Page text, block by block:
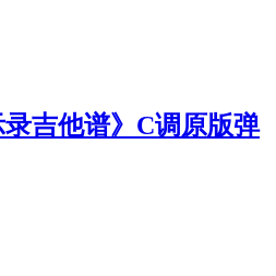
吉他谱》C调原版弹